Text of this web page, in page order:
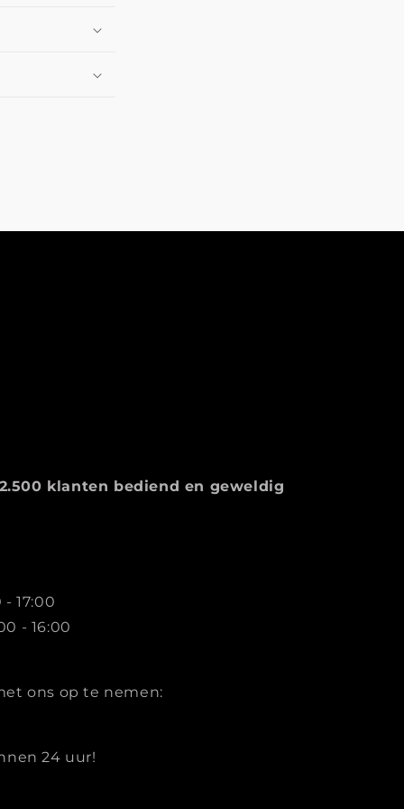
klanten bediend en geweldig
17:00
- 16:00
ons op te nemen:
24 uur!